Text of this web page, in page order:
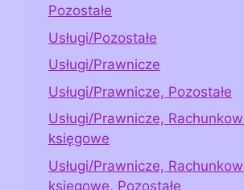
Pozostałe
Usługi/Pozostałe
Usługi/Prawnicze
Usługi/Prawnicze, Pozostałe
Usługi/Prawnicze,
księgowe
Usługi/Prawnicze,
księgowe, Pozostałe